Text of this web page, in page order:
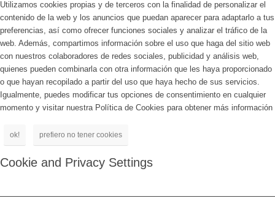
Utilizamos cookies propias y de terceros con la finalidad de personalizar el
contenido de la web y los anuncios que puedan aparecer para adaptarlo a tus
preferencias, así como ofrecer funciones sociales y analizar el tráfico de la
web. Además, compartimos información sobre el uso que haga del sitio web
con nuestros colaboradores de redes sociales, publicidad y análisis web,
quienes pueden combinarla con otra información que les haya proporcionado
o que hayan recopilado a partir del uso que haya hecho de sus servicios.
Igualmente, puedes modificar tus opciones de consentimiento en cualquier
momento y visitar nuestra Política de Cookies para obtener más información
ok! prefiero no tener cookies
Cookie and Privacy Settings